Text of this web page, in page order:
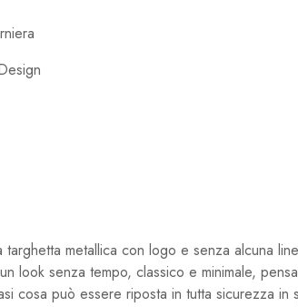
metallica con logo e senza alcuna
look senza tempo, classico e minimale,
cosa può essere riposta in tutta sicurezza in